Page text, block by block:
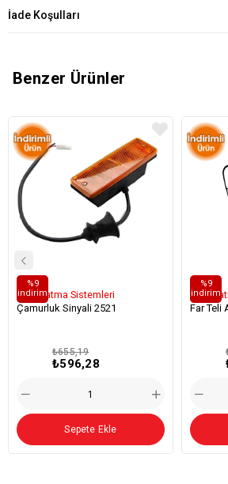
İade Koşulları
Benzer Ürünler
Aydınlatma Sistemleri
Çamurluk Sinyali 2521
₺596,28
₺655,19
%9
i̇ndirim
Sepete Ekle
Far Teli
%9
i̇ndirim